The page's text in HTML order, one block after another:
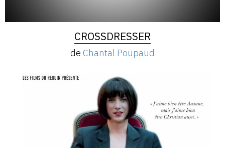
CROSSDRESSER
de Chantal Poupaud